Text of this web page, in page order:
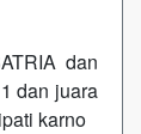
dan
dan juara
karno